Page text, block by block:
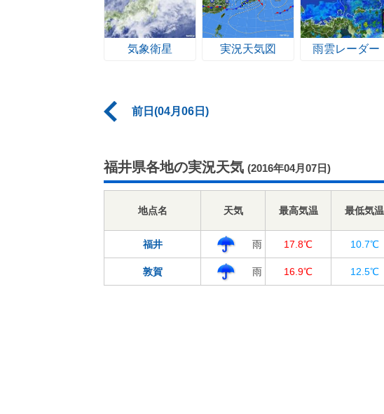
気象衛星 実況天気図 雨雲レーダー
前日(04月06日)
福井県各地の実況天気 (2016年04月07日)
地点名 天気 最高気温 最低気温
福井 雨 17.8℃ 10.7℃
敦賀 雨 16.9℃ 12.5℃